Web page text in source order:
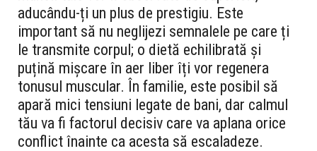
aducându-ți un plus de prestigiu. Este
important să nu neglijezi semnalele pe care ți
le transmite corpul; o dietă echilibrată și
puțină mișcare în aer liber îți vor regenera
tonusul muscular. În familie, este posibil să
apară mici tensiuni legate de bani, dar calmul
tău va fi factorul decisiv care va aplana orice
conflict înainte ca acesta să escaladeze.